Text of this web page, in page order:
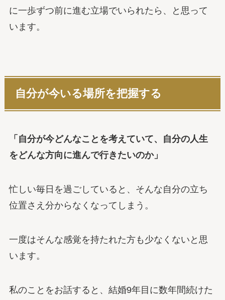
に一歩ずつ前に進む立場でいられたら、と思って
います。
自分が今いる場所を把握する
「自分が今どんなことを考えていて、自分の人生
をどんな方向に進んで行きたいのか」
忙しい毎日を過ごしていると、そんな自分の立ち
位置さえ分からなくなってしまう。
一度はそんな感覚を持たれた方も少なくないと思
います。
私のことをお話すると、結婚9年目に数年間続けた